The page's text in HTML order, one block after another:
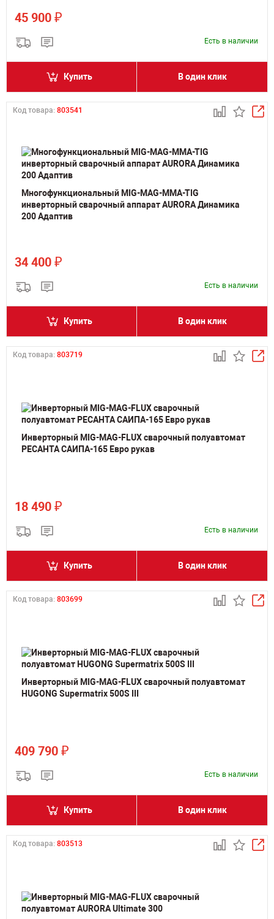
45 900 ₽
Есть в наличии
Купить В один клик
Код товара: 803541
Многофункциональный MIG-MAG-MMA-TIG
инверторный сварочный аппарат AURORA Динамика
200 Адаптив
34 400 ₽
Есть в наличии
Купить В один клик
Код товара: 803719
Инверторный MIG-MAG-FLUX сварочный полуавтомат
РЕСАНТА САИПА-165 Евро рукав
18 490 ₽
Есть в наличии
Купить В один клик
Код товара: 803699
Инверторный MIG-MAG-FLUX сварочный полуавтомат
HUGONG Supermatrix 500S III
409 790 ₽
Есть в наличии
Купить В один клик
Код товара: 803513